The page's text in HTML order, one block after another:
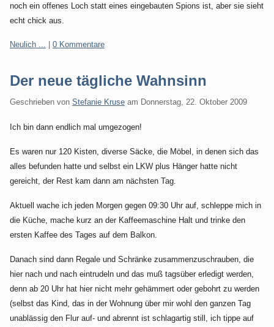
noch ein offenes Loch statt eines eingebauten Spions ist, aber sie sieht
echt chick aus.
Kategorien:
Neulich ... 0 Kommentare
Der neue tägliche Wahnsinn
Geschrieben von Stefanie Kruse am Donnerstag, 22. Oktober 2009
Ich bin dann endlich mal umgezogen!
Es waren nur 120 Kisten, diverse Säcke, die Möbel, in denen sich das
alles befunden hatte und selbst ein LKW plus Hänger hatte nicht
gereicht, der Rest kam dann am nächsten Tag.
Aktuell wache ich jeden Morgen gegen 09:30 Uhr auf, schleppe mich in
die Küche, mache kurz an der Kaffeemaschine Halt und trinke den
ersten Kaffee des Tages auf dem Balkon.
Danach sind dann Regale und Schränke zusammenzuschrauben, die
hier nach und nach eintrudeln und das muß tagsüber erledigt werden,
denn ab 20 Uhr hat hier nicht mehr gehämmert oder gebohrt zu werden
(selbst das Kind, das in der Wohnung über mir wohl den ganzen Tag
unablässig den Flur auf- und abrennt ist schlagartig still, ich tippe auf